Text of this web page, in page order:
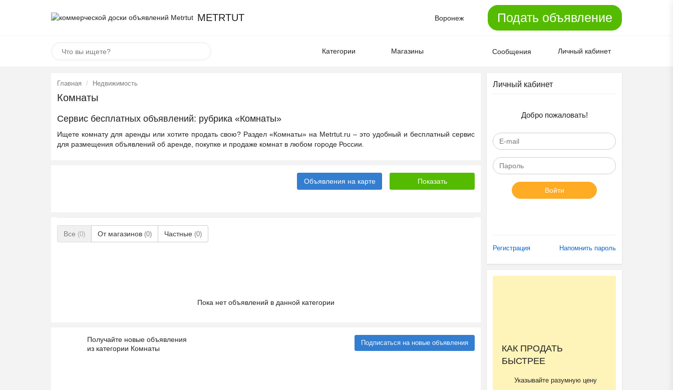
METRTUT Воронеж Подать объявление
Категории Магазины Сообщения Личный кабинет
Главная Недвижимость
Комнаты
Сервис бесплатных объявлений: рубрика «Комнаты»
Ищете комнату для аренды или хотите продать свою? Раздел «Комнаты» на Metrtut.ru – это удобный и бесплатный сервис
для размещения объявлений об аренде, покупке и продаже комнат в любом городе России.
Объявления на карте
Все (0) От магазинов (0) Частные (0)
Пока нет объявлений в данной категории
Получайте новые объявления
из категории Комнаты
Подписаться на новые объявления
Личный кабинет
Добро пожаловать!
Войти
Регистрация Напомнить пароль
КАК ПРОДАТЬ
БЫСТРЕЕ
Указывайте разумную цену